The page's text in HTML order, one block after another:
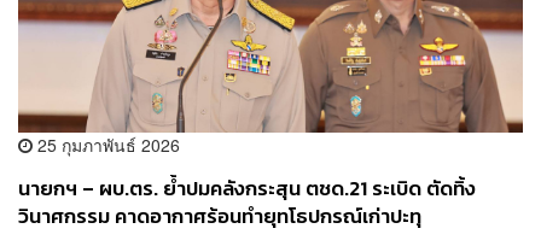
25 กุมภาพันธ์ 2026
นายกฯ – ผบ.ตร. ย้ำปมคลังกระสุน ตชด.21 ระเบิด ตัดทิ้ง
วินาศกรรม คาดอากาศร้อนทำยุทโธปกรณ์เก่าปะทุ